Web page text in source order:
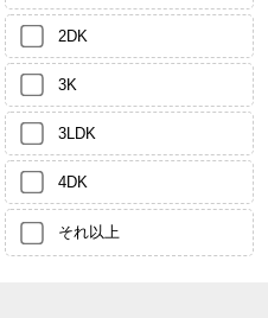
2DK
3K
3LDK
4DK
それ以上